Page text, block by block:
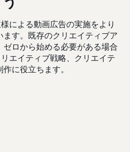
による動画広告の実施をより
す。既存のクリエイティブア
ロから始める必要がある場合
エイティブ戦略、クリエイテ
に役立ちます。